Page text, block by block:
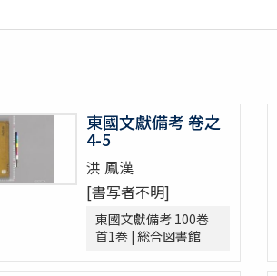
東國文獻備考 卷之
4-5
洪 鳳漢
[書写者不明]
東國文獻備考 100巻
首1巻 | 総合図書館